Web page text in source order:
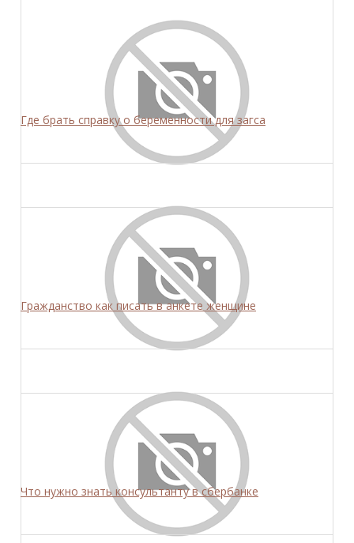
Где брать справку о беременности для загса
Гражданство как писать в анкете женщине
Что нужно знать консультанту в сбербанке